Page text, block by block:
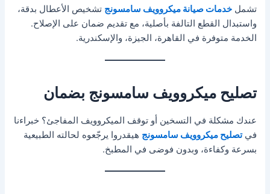
تشملخدمات صيانة ميكروويف سامسونج تشخيص الأعطال بدقة،
واستبدال القطع التالفة بأصلية، مع تقديم ضمان على الإصلاح.
الخدمة متوفرة في القاهرة، الجيزة، والإسكندرية.
تصليح ميكروويف سامسونج بضمان
عندك مشكلة في التسخين أو توقف الميكروويف المفاجئ؟ خبراءنا
فيتصليح ميكروويف سامسونج هيقدروا يرجّعوه لحالته الطبيعية
بسرعة وكفاءة، وبدون فوضى في المطبخ.